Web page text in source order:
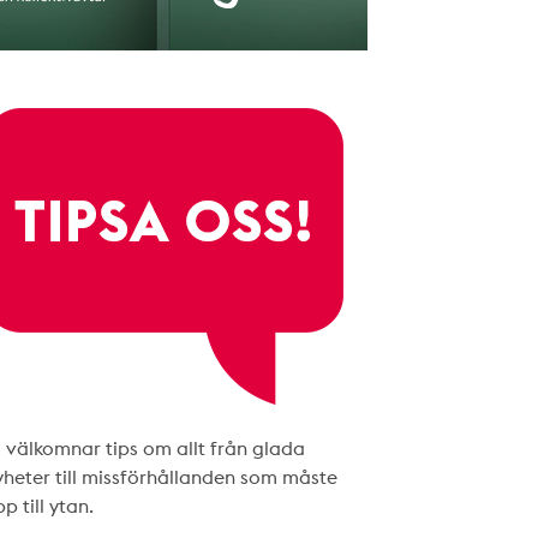
välkomnar tips om allt från glada
till missförhållanden som måste
till ytan.